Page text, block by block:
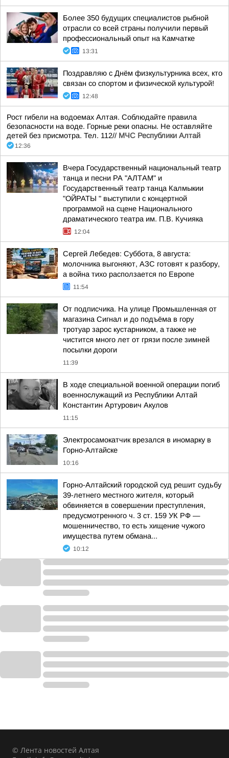
Более 350 будущих специалистов рыбной
отрасли со всей страны получили первый
профессиональный опыт на Камчатке
13:31
Поздравляю с Днём физкультурника всех, кто
связан со спортом и физической культурой!
12:48
Рост гибели на водоемах Алтая. Соблюдайте правила
безопасности на воде. Горные реки опасны. Не оставляйте
детей без присмотра. Тел. 112// МЧС Республики Алтай
12:36
Вчера Государственный национальный театр
танца и песни РА "АЛТАМ" и
Государственный театр танца Калмыкии
"ОЙРАТЫ " выступили с концертной
программой на сцене Национального
драматического театра им. П.В. Кучияка
12:04
Сергей Лебедев: Суббота, 8 августа:
молочника выгоняют, АЗС готовят к разбору,
а война тихо расползается по Европе
11:54
От подписчика. На улице Промышленная от
магазина Сигнал и до подъёма в гору
тротуар зарос кустарником, а также не
чистится много лет от грязи после зимней
посылки дороги
11:39
В ходе специальной военной операции погиб
военнослужащий из Республики Алтай
Константин Артурович Акулов
11:15
Электросамокатчик врезался в иномарку в
Горно-Алтайске
10:16
Горно-Алтайский городской суд решит судьбу
39-летнего местного жителя, который
обвиняется в совершении преступления,
предусмотренного ч. 3 ст. 159 УК РФ —
мошенничество, то есть хищение чужого
имущества путем обмана...
10:12
© Лента новостей Алтая